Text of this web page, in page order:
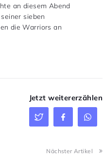
an diesem Abend
sieben
die Warriors an
Jetzt weitererzählen
Nächster Artikel